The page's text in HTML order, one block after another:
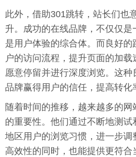
此外，借助301跳转，站长们也
升。成功的在线品牌，不仅仅是
是用户体验的综合体。而良好的
户的访问流程，提升页面的加载
愿意停留并进行深度浏览。这种
品牌赢得用户的信任，提高转化
随着时间的推移，越来越多的
的重要性。他们通过不断地测试
地区用户的浏览习惯，进一步调
高效性的同时，也能提供更符合